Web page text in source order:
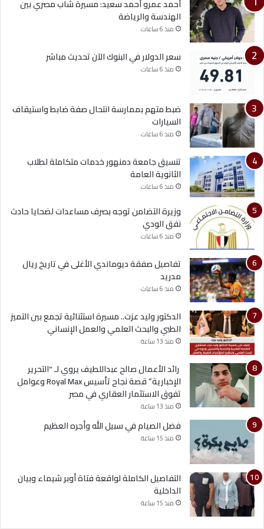
أحمد عمرو أحمد سعيد: مسيرة شاب مصري بين
الهندسة والرياضة
منذ 6 ساعات
سعر الدولار في البنوك الآن تحديث مباشر
منذ 6 ساعات
ضبط متهم بممارسة انتحال صفة ضابط واستيقاف
السيارات
منذ 6 ساعات
تنسيق جامعة دمنهور خدمات متكاملة لطلاب
الثانوية العامة
منذ 6 ساعات
وزيرة التضامن توجه بصرف مساعدات لضحايا حادث
نفق الودي
منذ 6 ساعات
تفاصيل صفقة ديوماندي الأغلى في تاريخ ريال
مدريد
منذ 6 ساعات
الدكتور وليد عزت.. مسيرة استثنائية تجمع بين التميز
الطبي والبحث العلمي والعمل الإنساني
منذ 13 ساعة
رائد الأعمال صالح عبداللطيف يروي لـ “التحرير
الإخبارية” قصة نجاح تأسيس Royal Max وعوامل
تفوق الاستثمار العقاري في مصر
منذ 13 ساعة
فضل الصيام في سبيل الله وأجره العظيم
منذ 15 ساعة
التفاصيل الكاملة لواقعة فتاة أوبر شيماء وبيان
الداخلية
منذ 15 ساعة